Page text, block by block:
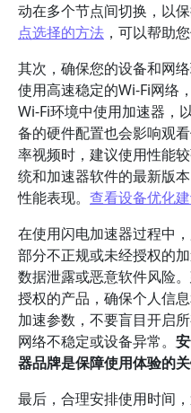
动在多个节点间切换，以保
点选择的方法 ，可以帮助
其次，确保您的设备和网
使用高速稳定的Wi-Fi网络
Wi-Fi环境中使用加速器，
备的硬件配置也会影响观
率视频时，建议使用性能
统和加速器软件的最新版
性能表现。 查看设备优化
在使用闪电加速器过程中
部分不正规或未经授权的
数据泄露或恶意软件风险
授权的产品，确保个人信
加速参数，不要盲目开启
网络不稳定或设备异常。
器品牌是保障使用体验的关
最后，合理安排使用时间